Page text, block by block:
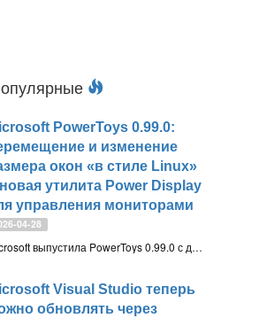
PowerToys 0.99.0:
и изменение
окон «в стиле Linux»
утилита Power Display
управления мониторами
04-28
Microsoft выпустила PowerToys 0.99.0 с двумя новыми утилитами. Power Display управляет яркостью, контрастом и громкостью мониторов из системного трея через протокол VCP, а Grab And Move позволяет перемещать и изменять размер окон сочетанием Alt + клик в любой их точке
Visual Studio теперь
обновлять через